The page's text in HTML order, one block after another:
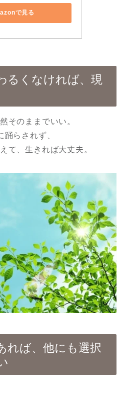
で見る
るくなければ、現
そのままでいい。
らされず、
て、生きれば大丈夫。
れば、他にも選択